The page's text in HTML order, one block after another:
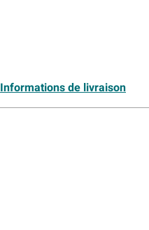
Informations de livraison